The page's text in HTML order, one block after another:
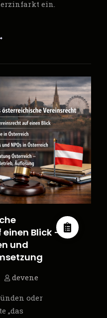
ein.
Blick –
und
devene
oder
„das